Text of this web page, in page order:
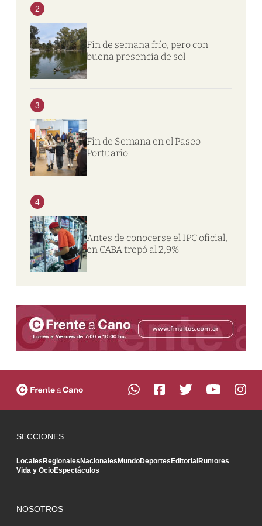
2
Fin de semana frío, pero con
buena presencia de sol
3
Fin de Semana en el Paseo
Portuario
4
Antes de conocerse el IPC oficial,
en CABA trepó al 2,9%
SECCIONES
LocalesRegionalesNacionalesMundoDeportesEditorialRumores
Vida y OcioEspectáculos
NOSOTROS